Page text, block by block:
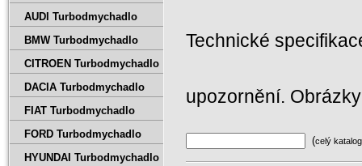
Technické
upozornění.
(celý katalog
AUDI Turbodmychadlo
BMW Turbodmychadlo
CITROEN Turbodmychadlo
DACIA Turbodmychadlo
FIAT Turbodmychadlo
FORD Turbodmychadlo
HYUNDAI Turbodmychadlo